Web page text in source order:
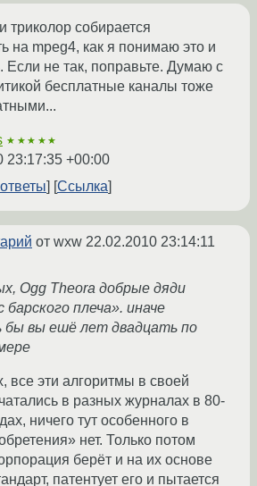
триколор собирается
на mpeg4, как я понимаю это и
Если не так, поправьте. Думаю с
бесплатные каналы тоже
★★★★★
23:17:35 +00:00
Ссылка
от wxw 22.02.2010 23:14:11
Ogg Theora добрые дяди
барского плеча». иначе
бы вы ешё лет двадцать по
все эти алгоритмы в своей
в разных журналах в 80-
ничего тут особенного в
нет. Только потом
берёт и на их основе
патентует его и пытается